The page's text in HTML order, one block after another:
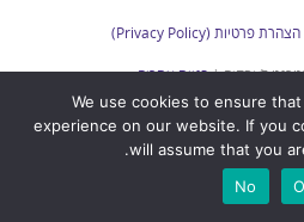
הצהרת פרטיות (Privacy Policy)
לעסקים |בניית אתרים
We use cookies to ensure
experience on our website. If you
will assume that you
No